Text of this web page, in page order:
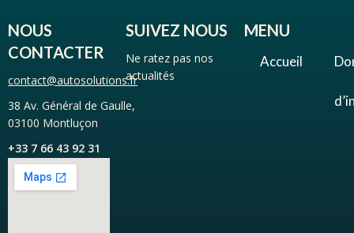
NOUS
CONTACTER
contact@autosolutions.fr
38 Av. Général de Gaulle,
03100 Montluçon
+33 7 66 43 92 31
SUIVEZ NOUS
Ne ratez pas nos
actualités
MENU
Accueil